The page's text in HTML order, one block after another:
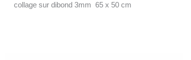
collage sur dibond 3mm 65 x 50 cm